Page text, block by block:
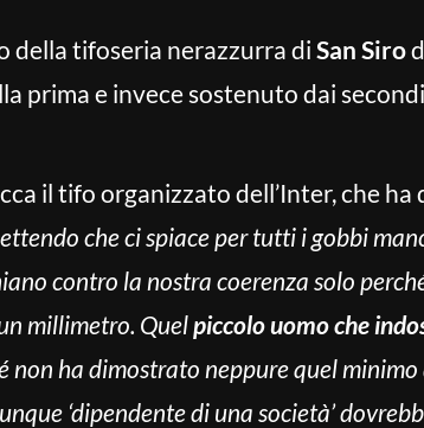
della tifoseria nerazzurra diSan Siro
prima e invece sostenuto dai
il tifo organizzato dell’Inter, che ha
che ci spiace per tutti i gobbi
contro la nostra coerenza solo
millimetro. Quelpiccolo uomo che
non ha dimostrato neppure quel minimo
‘dipendente di una società’